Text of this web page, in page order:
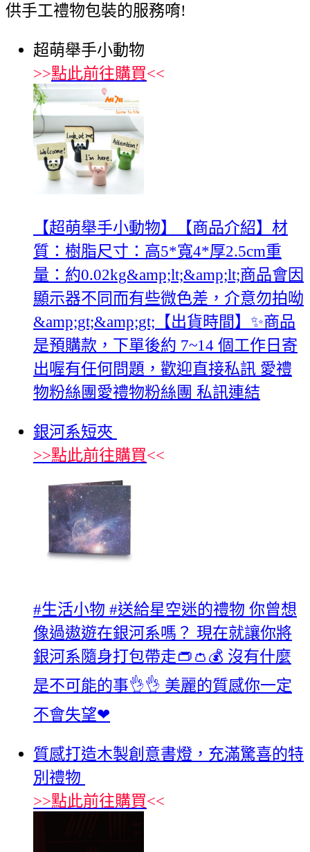
供手工禮物包裝的服務唷!
超萌舉手小動物
>>點此前往購買<<
【超萌舉手小動物】【商品介紹】材
質：樹脂尺寸：高5*寬4*厚2.5cm重
量：約0.02kg&amp;lt;&amp;lt;商品會因
顯示器不同而有些微色差，介意勿拍呦
&amp;gt;&amp;gt;【出貨時間】✨商品
是預購款，下單後約 7~14 個工作日寄
出喔有任何問題，歡迎直接私訊 愛禮
物粉絲團愛禮物粉絲團 私訊連結
銀河系短夾
>>點此前往購買<<
#‎生活小物‬ ‪#‎送給星空迷的禮物‬ 你曾想
像過遨遊在銀河系嗎？ 現在就讓你將
銀河系隨身打包帶走👝👛💰 沒有什麼
是不可能的事👌👌 美麗的質感你一定
不會失望❤
質感打造木製創意書燈，充滿驚喜的特
別禮物
>>點此前往購買<<